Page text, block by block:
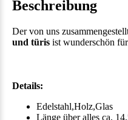
Beschreibung
Der von uns
und türis ist wunderschön
Details:
Edelstahl,Holz,Glas
Länge über alles ca.